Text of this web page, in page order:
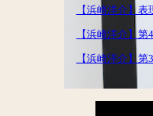
【浜崎洋介】
【浜崎洋介】
【浜崎洋介】